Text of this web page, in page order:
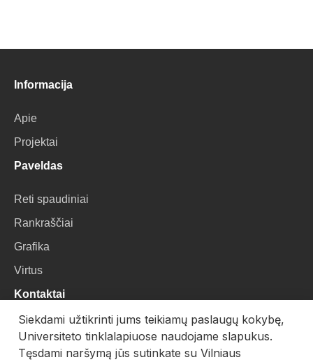
Informacija
Apie
Projektai
Paveldas
Reti spaudiniai
Rankraščiai
Grafika
Virtus
Kontaktai
VU Biblioteka
Universiteto g. 3, LT-01122, Vilnius
Siekdami užtikrinti jums teikiamų paslaugų kokybę,
Universiteto tinklalapiuose naudojame slapukus.
Tęsdami naršymą jūs sutinkate su Vilniaus